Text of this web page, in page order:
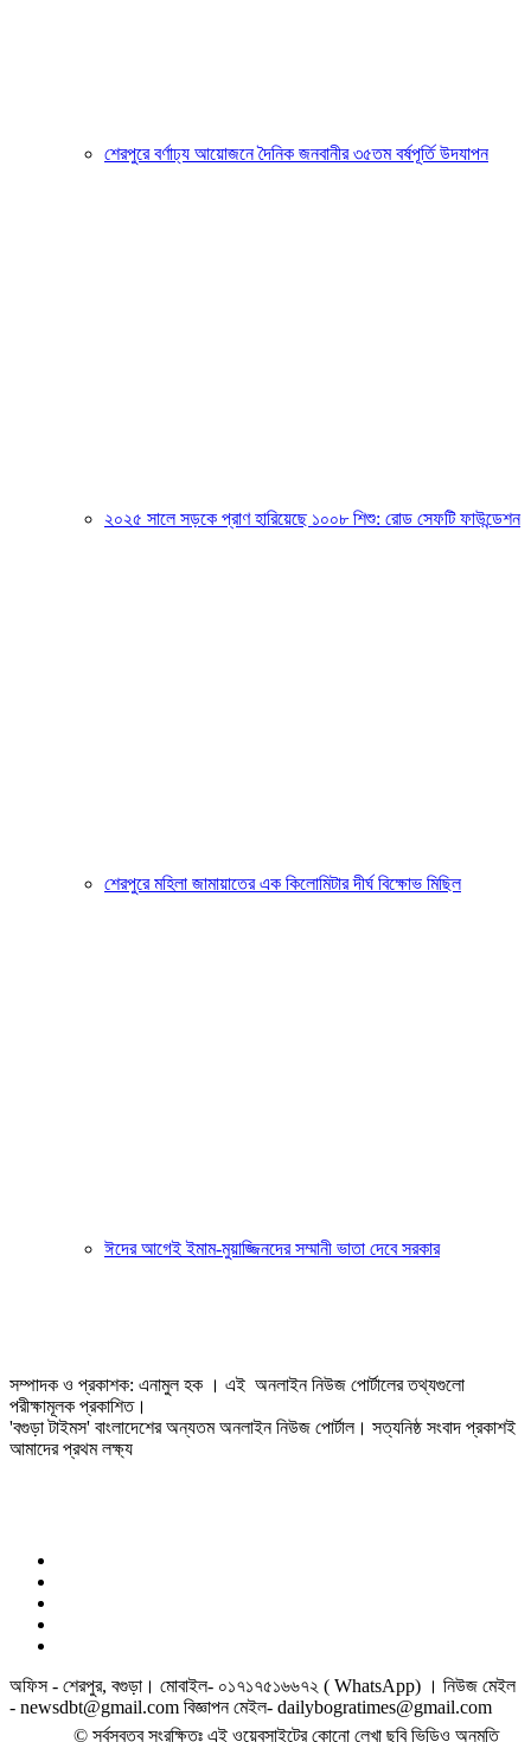
শেরপুরে বর্ণাঢ্য আয়োজনে দৈনিক জনবানীর ৩৫তম বর্ষপূর্তি উদযাপন
২০২৫ সালে সড়কে প্রাণ হারিয়েছে ১০০৮ শিশু: রোড সেফটি ফাউন্ডেশন
শেরপুরে মহিলা জামায়াতের এক কিলোমিটার দীর্ঘ বিক্ষোভ মিছিল
ঈদের আগেই ইমাম-মুয়াজ্জিনদের সম্মানী ভাতা দেবে সরকার
সম্পাদক ও প্রকাশক: এনামুল হক । এই অনলাইন নিউজ পোর্টালের তথ্যগুলো
পরীক্ষামূলক প্রকাশিত।
'বগুড়া টাইমস' বাংলাদেশের অন্যতম অনলাইন নিউজ পোর্টাল। সত্যনিষ্ঠ সংবাদ প্রকাশই
আমাদের প্রথম লক্ষ্য
অফিস - শেরপুর, বগুড়া। মোবাইল- ০১৭১৭৫১৬৬৭২ ( WhatsApp) । নিউজ মেইল
- newsdbt@gmail.com বিজ্ঞাপন মেইল- dailybogratimes@gmail.com
© সর্বস্বত্ব সংরক্ষিতঃ এই ওয়েবসাইটের কোনো লেখা ছবি ভিডিও অনুমতি